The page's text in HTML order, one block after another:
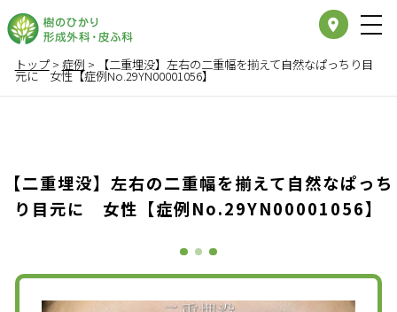
place
トップ> 症例 > 【二重埋没】左右の二重幅を揃えて自然なぱっちり目
元に 女性【症例No.29YN00001056】
【二重埋没】左右の二重幅を揃えて自然なぱっち
り目元に 女性【症例No.29YN00001056】